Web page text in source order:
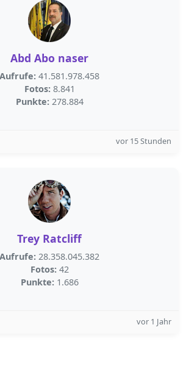
Abd Abo naser
Aufrufe: 41.581.978.458
Fotos: 8.841
Punkte: 278.884
vor 15 Stunden
Trey Ratcliff
Aufrufe: 28.358.045.382
Fotos: 42
Punkte: 1.686
vor 1 Jahr